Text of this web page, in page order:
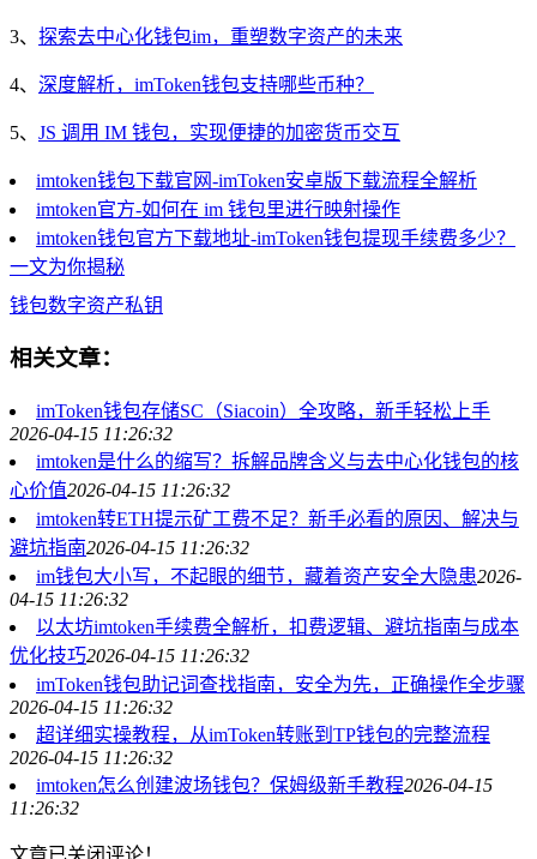
3、 探索去中心化钱包im，重塑数字资产的未来
4、 深度解析，imToken钱包支持哪些币种？
5、 JS 调用 IM 钱包，实现便捷的加密货币交互
imtoken钱包下载官网-imToken安卓版下载流程全解析
imtoken官方-如何在 im 钱包里进行映射操作
imtoken钱包官方下载地址-imToken钱包提现手续费多少？
一文为你揭秘
钱包数字资产私钥
相关文章：
imToken钱包存储SC（Siacoin）全攻略，新手轻松上手
2026-04-15 11:26:32
imtoken是什么的缩写？拆解品牌含义与去中心化钱包的核
心价值2026-04-15 11:26:32
imtoken转ETH提示矿工费不足？新手必看的原因、解决与
避坑指南2026-04-15 11:26:32
im钱包大小写，不起眼的细节，藏着资产安全大隐患2026-
04-15 11:26:32
以太坊imtoken手续费全解析，扣费逻辑、避坑指南与成本
优化技巧2026-04-15 11:26:32
imToken钱包助记词查找指南，安全为先，正确操作全步骤
2026-04-15 11:26:32
超详细实操教程，从imToken转账到TP钱包的完整流程
2026-04-15 11:26:32
imtoken怎么创建波场钱包？保姆级新手教程2026-04-15
11:26:32
文章已关闭评论！